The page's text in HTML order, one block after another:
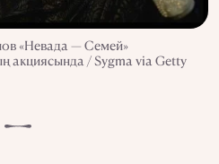
«Невада — Семей»
акциясында / Sygma via Getty